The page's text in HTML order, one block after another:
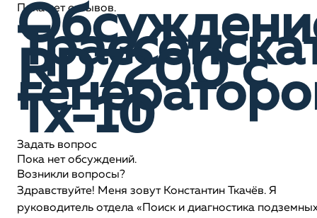
Пока нет отзывов.
RD7200 c
Tx-10
Задать вопрос
Пока нет обсуждений.
Возникли вопросы?
Здравствуйте! Меня зовут Константин Ткачёв. Я
руководитель отдела «Поиск и диагностика